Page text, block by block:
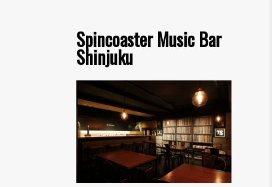
Spincoaster Music Bar
Shinjuku